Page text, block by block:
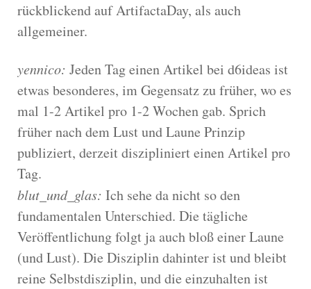
rückblickend auf ArtifactaDay, als auch
allgemeiner.
yennico: Jeden Tag einen Artikel bei d6ideas ist
etwas besonderes, im Gegensatz zu früher, wo es
mal 1-2 Artikel pro 1-2 Wochen gab. Sprich
früher nach dem Lust und Laune Prinzip
publiziert, derzeit diszipliniert einen Artikel pro
Tag.
blut_und_glas: Ich sehe da nicht so den
fundamentalen Unterschied. Die tägliche
Veröffentlichung folgt ja auch bloß einer Laune
(und Lust). Die Disziplin dahinter ist und bleibt
reine Selbstdisziplin, und die einzuhalten ist